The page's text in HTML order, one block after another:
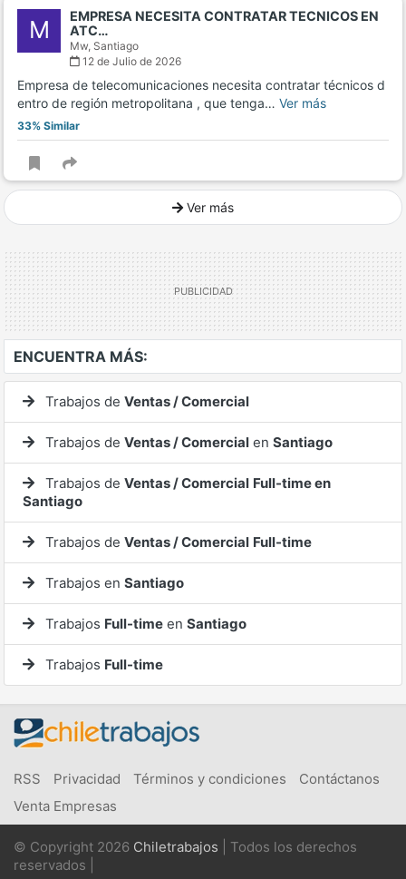
M
EMPRESA NECESITA CONTRATAR TECNICOS EN
ATC…
Mw, Santiago
12 de Julio de 2026
Empresa de telecomunicaciones necesita contratar técnicos d
entro de región metropolitana , que tenga… Ver más
33% Similar
Ver más
ENCUENTRA MÁS:
Trabajos de Ventas / Comercial
Trabajos de Ventas / Comercial en Santiago
Trabajos de Ventas / Comercial Full-time en
Santiago
Trabajos de Ventas / Comercial Full-time
Trabajos en Santiago
Trabajos Full-time en Santiago
Trabajos Full-time
RSS Privacidad Términos y condiciones
Contáctanos
Venta Empresas
© Copyright 2026 Chiletrabajos | Todos los derechos
reservados |